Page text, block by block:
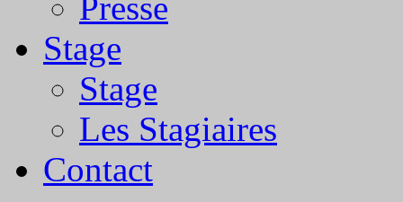
Stage
Stage
Les Stagiaires
Contact